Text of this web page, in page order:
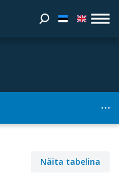
Näita tabelina